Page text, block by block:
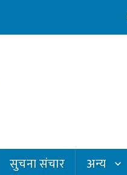
सुचना संचार अन्य